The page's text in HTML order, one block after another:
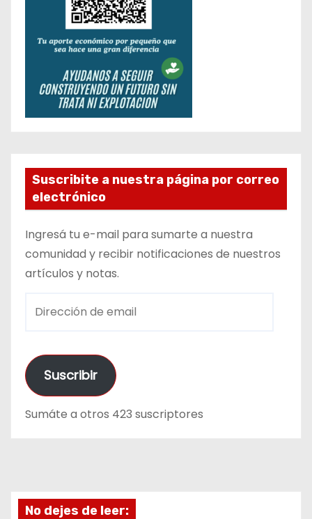
Suscribite a nuestra página por correo
electrónico
Ingresá tu e-mail para sumarte a nuestra
comunidad y recibir notificaciones de nuestros
artículos y notas.
e
c
i
e
e
Suscribir
Sumáte a otros 423 suscriptores
No dejes de leer: